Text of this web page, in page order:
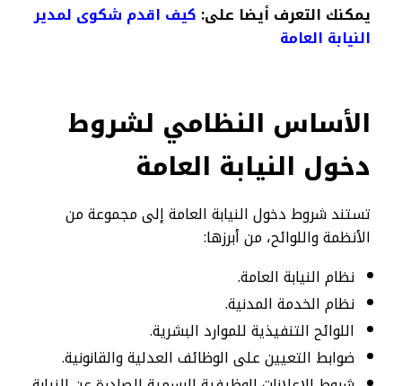
يمكنك التعرف أيضا على: كيف اقدم شكوى لمدير
النيابة العامة
الأساس النظامي لشروط
دخول النيابة العامة
تستند شروط دخول النيابة العامة إلى مجموعة من
الأنظمة واللوائح، من أبرزها:
نظام النيابة العامة.
نظام الخدمة المدنية.
اللوائح التنفيذية للموارد البشرية.
ضوابط التعيين على الوظائف العدلية والقانونية.